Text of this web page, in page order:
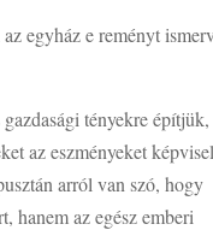
egyház e reményt
tényekre építjük,
az eszményeket
arról van szó, hogy
hanem az egész emberi